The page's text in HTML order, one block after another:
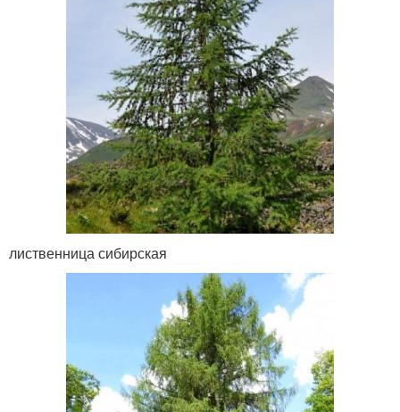
лиственница сибирская